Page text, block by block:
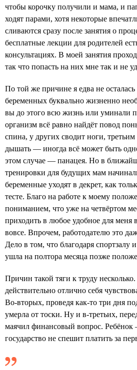
чтобы корочку получили и мама, и
ходят парами, хотя некоторые
сливаются сразу после занятия о
бесплатные лекции для родителей
консультациях. В моей занятия
так что попасть на них мне так и не
По той же причине я едва не
беременных буквально жизненно
вы до этого всю жизнь или уминали
организм всё равно найдёт повод
спина, у других сводит ноги, третьим
дышать — иногда всё может быть
этом случае — панацея. Но в
тренировки для будущих мам
беременные уходят в декрет, как
тесте. Благо на работе к моему
пониманием, что уже на четвёртом
приходить в любое удобное для меня
вовсе. Впрочем, работодателю это
Дело в том, что благодаря спортзалу
ушла на полтора месяца позже
Причин такой тяги к труду
действительно отлично себя
Во-вторых, проведя как-то три дня
умерла от тоски. Ну и в-третьих,
маячил финансовый вопрос.
государство не спешит платить за